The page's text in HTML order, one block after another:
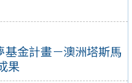
金計畫－澳洲塔斯馬
果